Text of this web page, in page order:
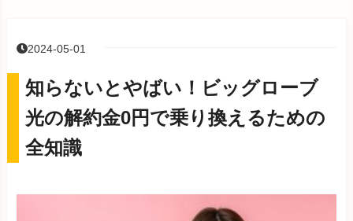
2024-05-01
知らないとやばい！ビッグローブ
光の解約金0円で乗り換えるための
全知識